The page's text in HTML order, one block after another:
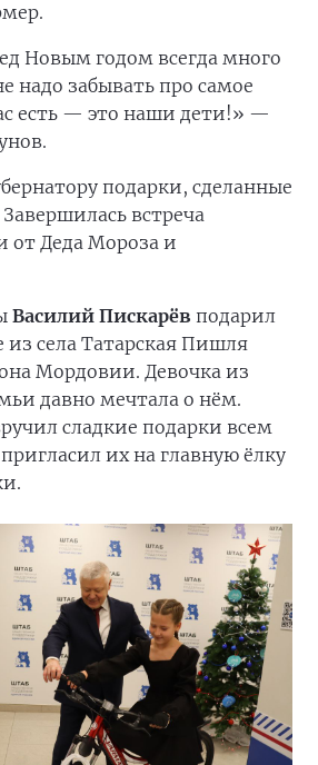
Новым годом всегда много
надо забывать про самое
есть — это наши дети!» —
подарки, сделанные
встреча
от Деда Мороза и
Василий Пискарёв подарил
из села Татарская Пишля
Мордовии. Девочка из
давно мечтала о нём.
сладкие подарки всем
их на главную ёлку